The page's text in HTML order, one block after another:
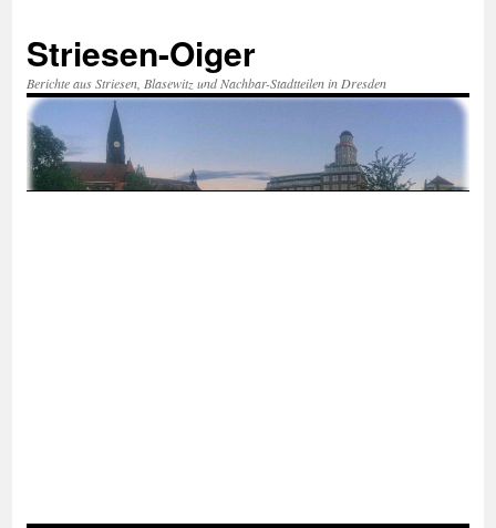
springen
Striesen-Oiger
Berichte aus Striesen, Blasewitz und Nachbar-Stadtteilen in Dresden